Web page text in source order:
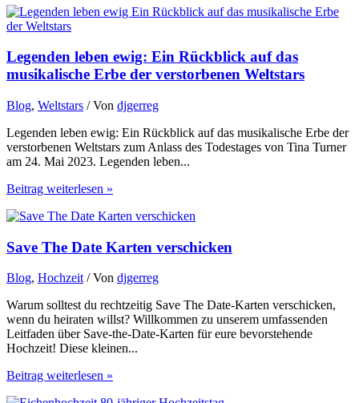
Legenden leben ewig: Ein Rückblick auf das
musikalische Erbe der verstorbenen Weltstars
Blog, Weltstars / Von djgerreg
Legenden leben ewig: Ein Rückblick auf das musikalische Erbe der
verstorbenen Weltstars zum Anlass des Todestages von Tina Turner
am 24. Mai 2023. Legenden leben...
Beitrag weiterlesen »
Save The Date Karten verschicken
Blog, Hochzeit / Von djgerreg
Warum solltest du rechtzeitig Save The Date-Karten verschicken,
wenn du heiraten willst? Willkommen zu unserem umfassenden
Leitfaden über Save-the-Date-Karten für eure bevorstehende
Hochzeit! Diese kleinen...
Beitrag weiterlesen »